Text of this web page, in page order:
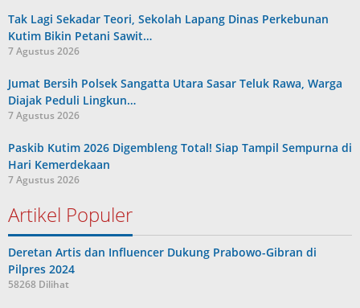
Tak Lagi Sekadar Teori, Sekolah Lapang Dinas Perkebunan
Kutim Bikin Petani Sawit…
7 Agustus 2026
Jumat Bersih Polsek Sangatta Utara Sasar Teluk Rawa, Warga
Diajak Peduli Lingkun…
7 Agustus 2026
Paskib Kutim 2026 Digembleng Total! Siap Tampil Sempurna di
Hari Kemerdekaan
7 Agustus 2026
Artikel Populer
Deretan Artis dan Influencer Dukung Prabowo-Gibran di
Pilpres 2024
58268 Dilihat